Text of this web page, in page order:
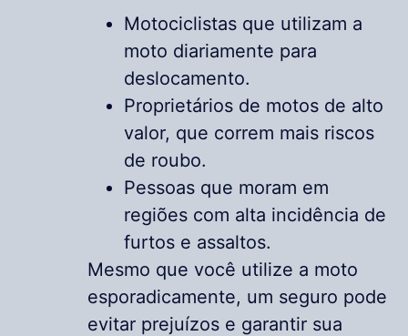
Motociclistas que utilizam a
moto diariamente para
deslocamento.
Proprietários de motos de alto
valor, que correm mais riscos
de roubo.
Pessoas que moram em
regiões com alta incidência de
furtos e assaltos.
Mesmo que você utilize a moto
esporadicamente, um seguro pode
evitar prejuízos e garantir sua